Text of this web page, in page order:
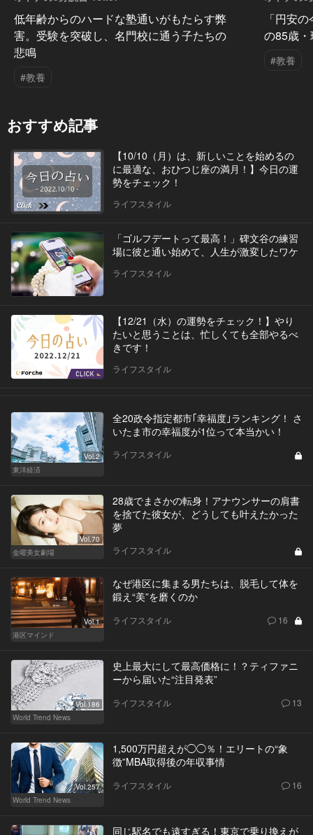
低年齢からのハードな塾通いがもたらす弊
害。受験を突破し、名門校に通う子たちの
悲鳴
#教養
「円安
の85歳
#教養
おすすめ記事
【10/10（月）は、新しいことを始めるの
に最適な、おひつじ座の満月！】今日の運
勢をチェック！
ライフスタイル
「ゴルフデートって最高！」碑文谷の練習
場に彼と通い始めて、人生が激変したワケ
ライフスタイル
【12/21（水）の運勢をチェック！】やり
たいと思うことは、忙しくても全部やるべ
きです！
ライフスタイル
Vol.2
東洋経済
全20政令指定都市｢幸福度｣ランキング！ さ
いたま市の幸福度が1位って本当かい！
ライフスタイル
Vol.70
金曜美女劇場
28歳でまさかの転身！アナウンサーの肩書
を捨てた彼女が、どうしても叶えたかった
夢
ライフスタイル
Vol.1
港区マインド
なぜ港区に集まる男たちは、脱毛して体を
鍛え“美”を磨くのか
ライフスタイル 16
Vol.186
World Trend News
史上最大にして最高価格に！？ティファニ
ーから届いた“注目発表”
ライフスタイル 13
Vol.257
World Trend News
1,500万円超えが◯◯％！エリートの“象
徴”MBA取得後の年収事情
ライフスタイル 16
同じ駅名でも遠すぎる！東京で乗り換えが